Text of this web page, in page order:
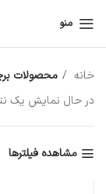
منو
خانه
محصولات
در حال نمایش یک
مشاهده فیلترها